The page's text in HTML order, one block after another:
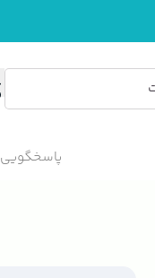
پاسخگویی 10 الی 15